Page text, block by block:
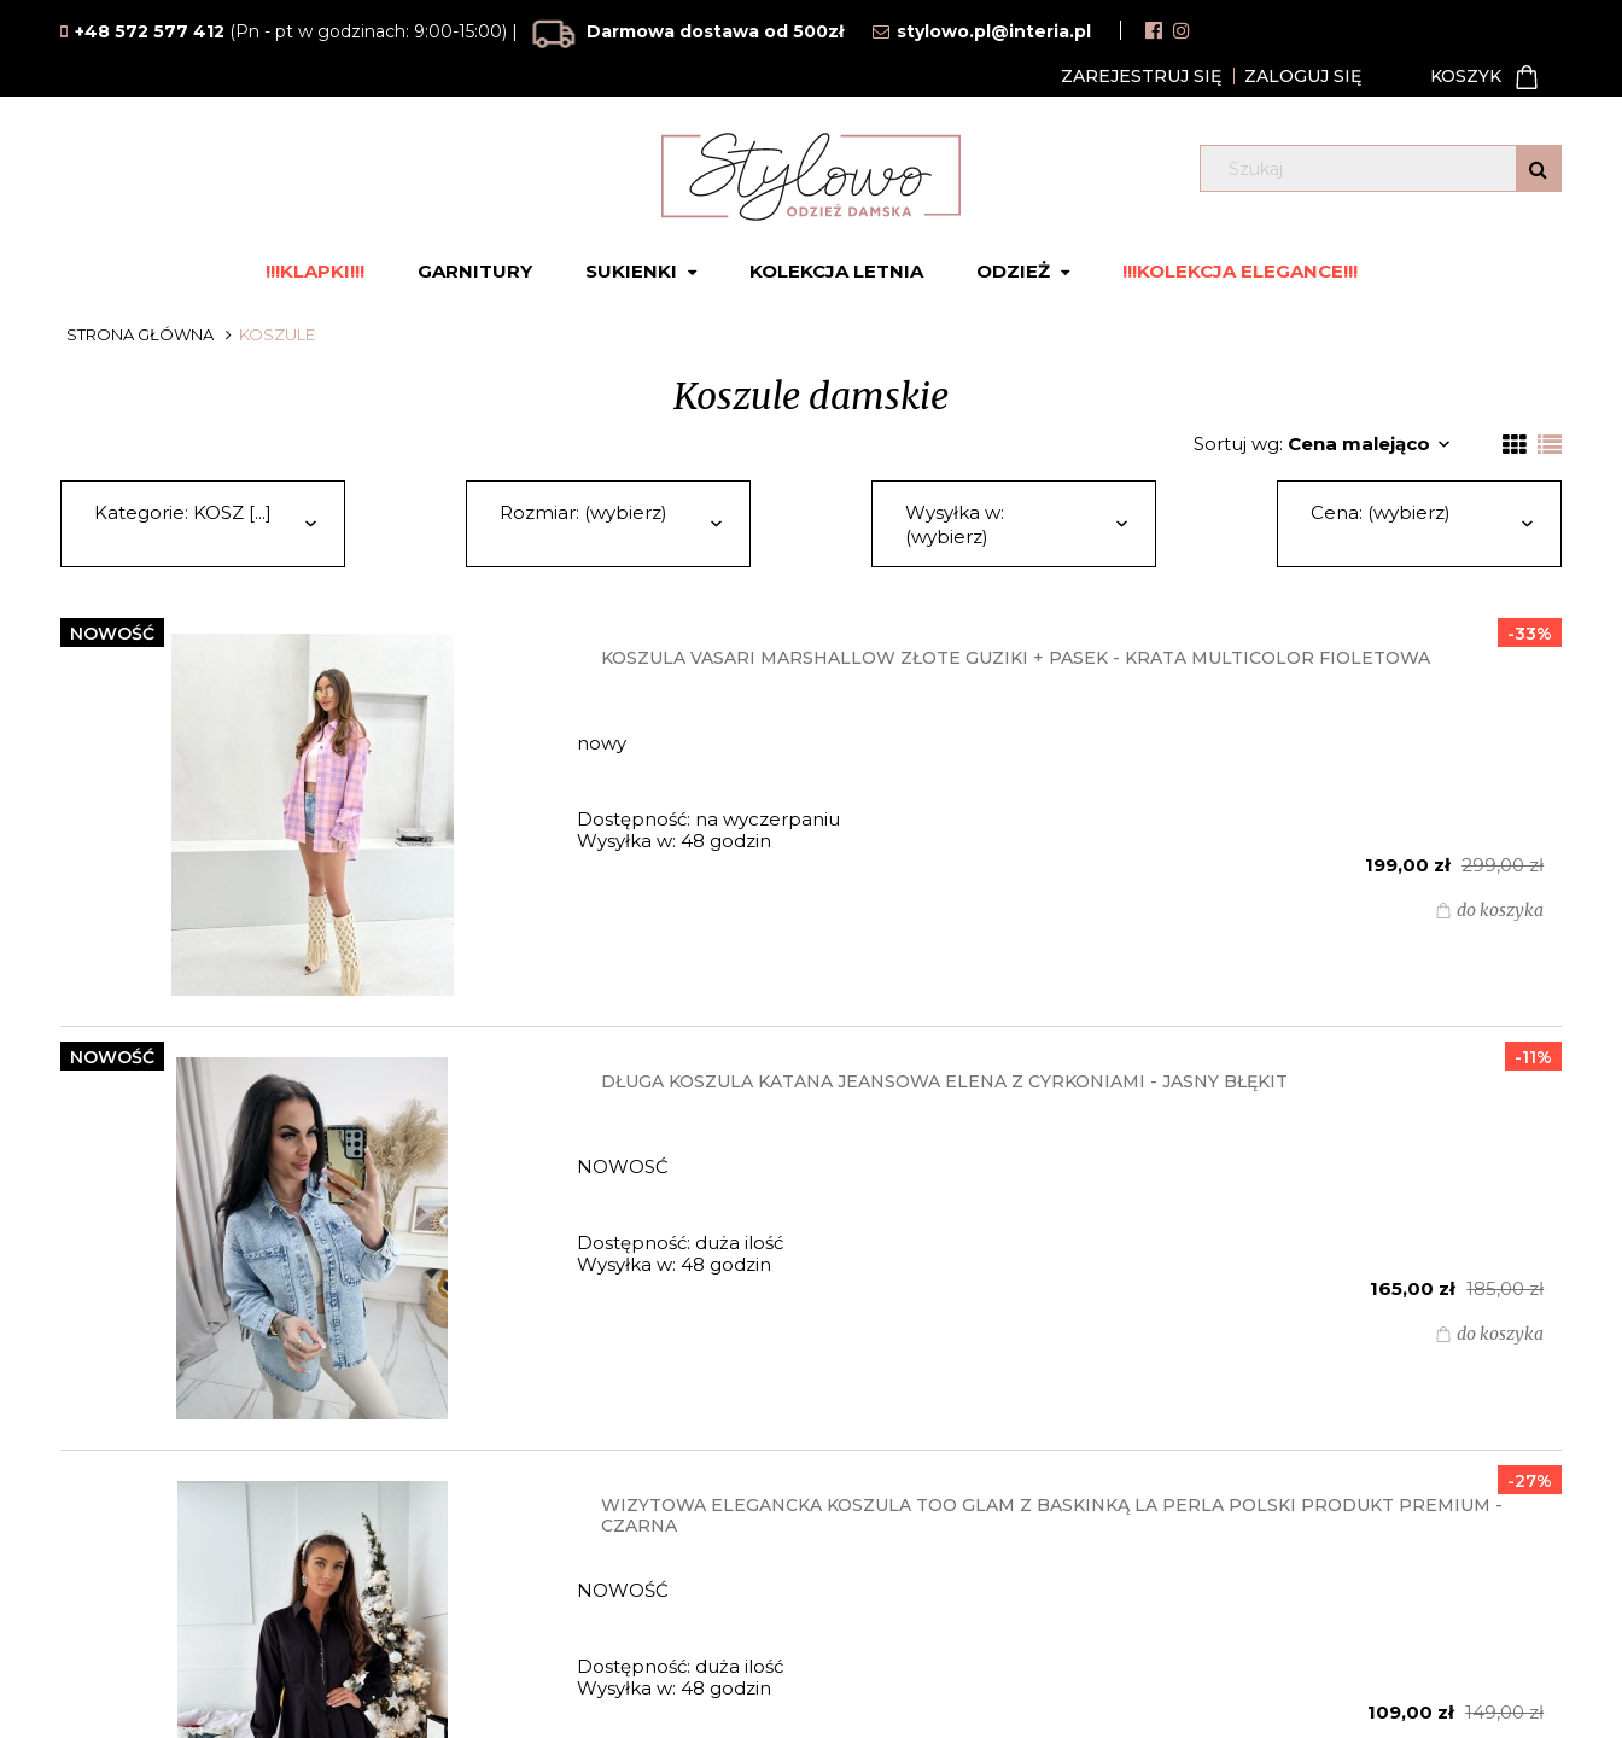
+48 572 577 412 (Pn - pt w godzinach: 9:00-15:00) | Darmowa dostawa od 500zł stylowo.pl@interia.pl
ZAREJESTRUJ SIĘ ZALOGUJ SIĘ
!!!KLAPKI!!! GARNITURY SUKIENKI KOLEKCJA LETNIA ODZIEŻ !!!KOLEKCJA ELEGANCE!!!
STRONA GŁÓWNA KOSZULE
Koszule damskie
Sortuj wg: Cena malejąco
Kategorie: KOSZ [...] Rozmiar: (wybierz)
Wysyłka w:
(wybierz)
Cena: (wybierz)
KOSZULA VASARI MARSHALLOW ZŁOTE GUZIKI + PASEK - KRATA MULTICOLOR FIOLETOWA
nowy
Dostępność: na wyczerpaniu
Wysyłka w: 48 godzin
199,00 zł 299,00 zł
do koszyka
-33%
NOWOŚĆ
DŁUGA KOSZULA KATANA JEANSOWA ELENA Z CYRKONIAMI - JASNY BŁĘKIT
NOWOSĆ
Dostępność: duża ilość
Wysyłka w: 48 godzin
165,00 zł 185,00 zł
do koszyka
-11%
NOWOŚĆ
WIZYTOWA ELEGANCKA KOSZULA TOO GLAM Z BASKINKĄ LA PERLA POLSKI PRODUKT PREMIUM -
CZARNA
NOWOŚĆ
Dostępność: duża ilość
Wysyłka w: 48 godzin
109,00 zł 149,00 zł
-27%